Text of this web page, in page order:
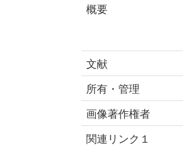
概要
文献
所有・管理
画像著作権者
関連リンク１